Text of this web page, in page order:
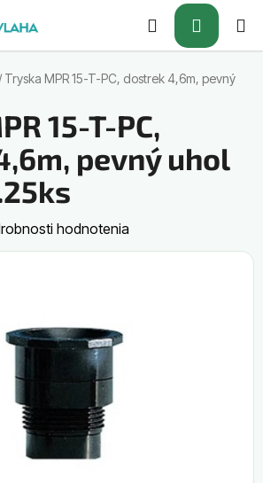
Hľadať
KOŠÍK
/ Tryska MPR 15-T-PC, dostrek 4,6m, pevný
15-T-PC,
pevný uhol
hodnotenia